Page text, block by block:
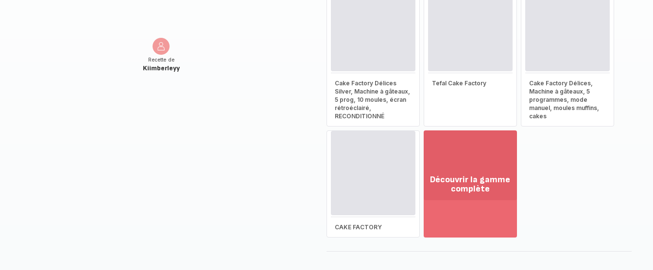
Recette de
Kiimberleyy
Cake Factory Délices
Silver, Machine à gâteaux,
5 prog, 10 moules, écran
rétroéclairé,
RECONDITIONNÉ
Tefal Cake Factory
Cake Factory Délices,
Machine à gâteaux, 5
programmes, mode
manuel, moules muffins,
cakes
CAKE FACTORY
Découvrir la gamme
complète
la